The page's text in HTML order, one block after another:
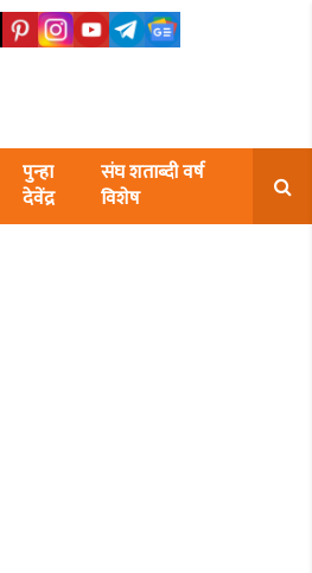
पुन्हा
देवेंद्र
संघ शताब्दी वर्ष
विशेष